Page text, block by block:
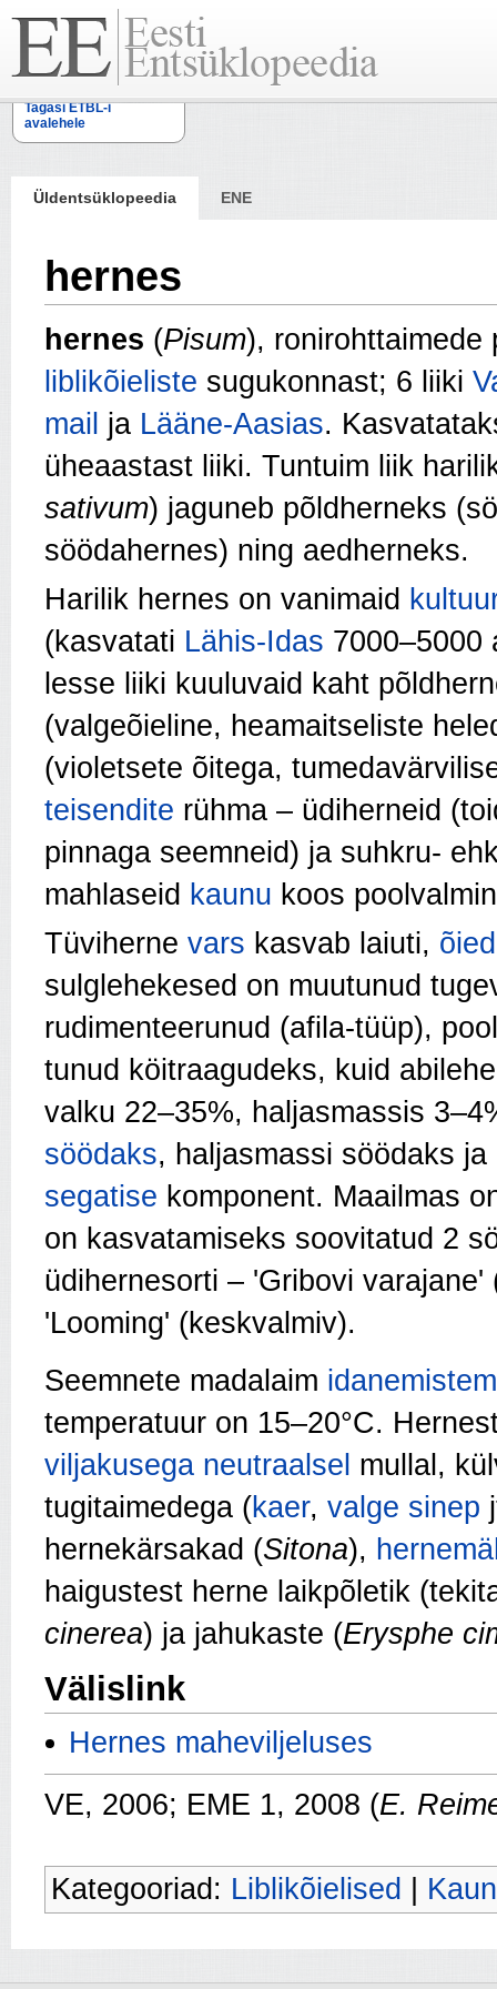
Tagasi ETBL-i
avalehele
Üldentsüklopeedia ENE
hernes
hernes (Pisum), ronirohttaimede
liblikõieliste sugukonnast; 6 liiki
mail ja Lääne-Aasias.
üheaastast liiki. Tuntuim liik
sativum) jaguneb põldherneks
söödahernes) ning aedherneks.
Harilik hernes on vanimaid
(kasvatati Lähis-Idas
lesse liiki kuuluvaid kaht
(valgeõieline, heamaitseliste
(violetsete õitega,
teisendite rühma – üdiherneid
pinnaga seemneid) ja suhkru-
mahlaseid kaunu koos
Tüviherne vars kasvab laiuti, õied
sulglehekesed on muutunud
rudimenteerunud (afila-tüüp),
tunud köitraagudeks, kuid
valku 22–35%, haljasmassis
söödaks, haljasmassi söödaks ja
segatise komponent. Maailmas
on kasvatamiseks soovitatud 2
üdihernesorti – 'Gribovi
'Loo­ming' (keskvalmiv).
Seemnete madalaim
temperatuur on 15–20°C.
viljakusega neutraalsel mullal,
tugitaimedega (kaer, valge sinep
hernekärsakad (Sitona),
haigustest herne laikpõletik
cinerea) ja jahukaste (Erysphe
Välislink
Hernes maheviljeluses
VE, 2006; EME 1, 2008 (E.
Kategooriad: Liblikõielised